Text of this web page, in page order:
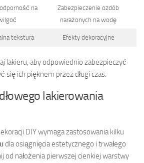
na
Zabezpieczenie ozdób
narażonych na wodę
tekstura Efekty dekoracyjne
lakieru, aby odpowiednio zabezpieczyć
się ich pięknem przez długi czas.
lakierowania
DIY wymaga zastosowania kilku
dla osiągnięcia estetycznego i trwałego
od nałożenia pierwszej cienkiej warstwy